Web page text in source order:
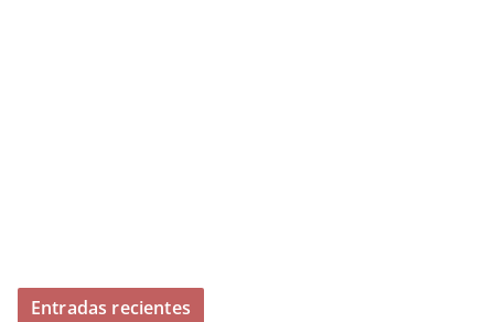
Entradas recientes